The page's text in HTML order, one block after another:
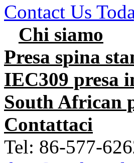
Contact Us
Chi siamo
Presa spina
IEC309 presa
South African
Contattaci
Tel: 86-577-